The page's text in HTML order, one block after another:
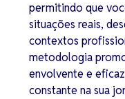
permitindo que
situações reais,
contextos
metodologia
envolvente e
constante na sua